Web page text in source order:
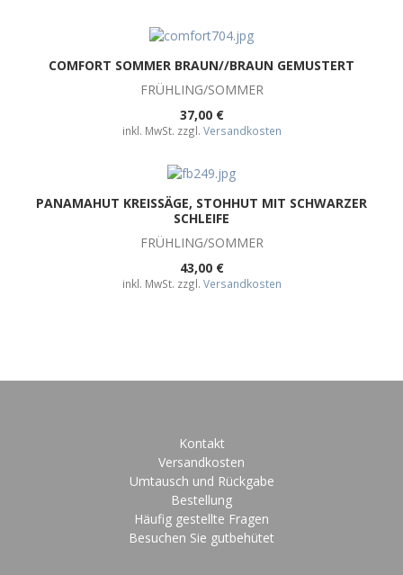
COMFORT SOMMER BRAUN//BRAUN GEMUSTERT
FRÜHLING/SOMMER
37,00 €
inkl. MwSt. zzgl. Versandkosten
PANAMAHUT KREISSÄGE, STOHHUT MIT SCHWARZER
SCHLEIFE
FRÜHLING/SOMMER
43,00 €
inkl. MwSt. zzgl. Versandkosten
Kontakt
Versandkosten
Umtausch und Rückgabe
Bestellung
Häufig gestellte Fragen
Besuchen Sie gutbehütet